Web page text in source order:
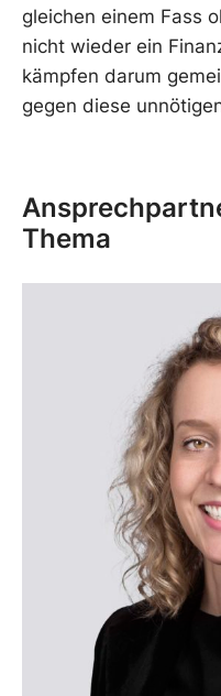
gleichen einem Fass
nicht wieder ein
kämpfen darum
gegen diese
Thema